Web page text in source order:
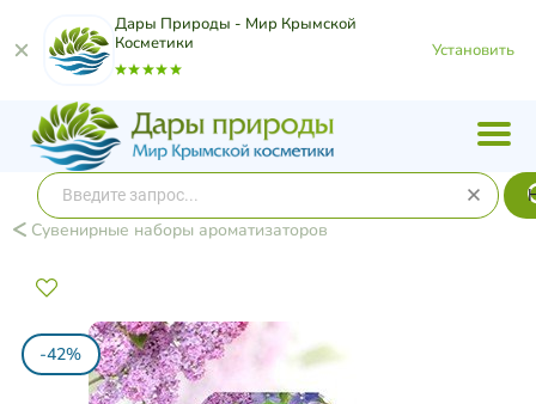
Дары Природы - Мир Крымской
Косметики
Установить
Сувенирные наборы ароматизаторов
-42%